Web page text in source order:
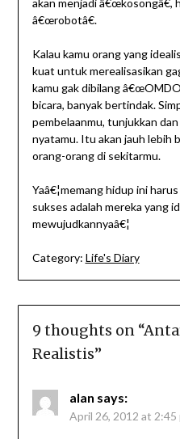
akan menjadi
â€œrobotâ€.
Kalau kamu orang yang
kuat untuk merealisasikan
kamu gak dibilang
bicara, banyak bertindak.
pembelaanmu, tunjukkan
nyatamu. Itu akan jauh lebih
orang-orang di sekitarmu.
Yaâ€¦memang hidup ini
sukses adalah mereka yang
mewujudkannyaâ€¦
Category: Life's Diary
9 thoughts on “
Realistis”
alan says:
April 26, 2012 at 2:45